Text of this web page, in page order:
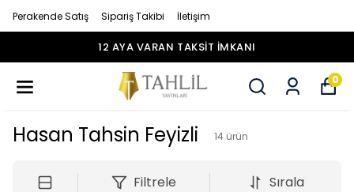
Perakende Satış Sipariş Takibi İletişim
12 AYA VARAN TAKSİT İMKANI
0
Hasan Tahsin Feyizli 14 ürün
Filtrele Sırala